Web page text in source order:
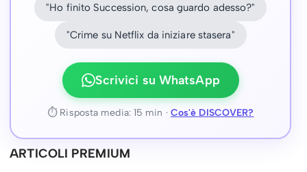
"Ho finito Succession, cosa guardo adesso?"
"Crime su Netflix da iniziare stasera"
Scrivici su WhatsApp
⏱ Risposta media: 15 min · Cos'è DISCOVER?
ARTICOLI PREMIUM